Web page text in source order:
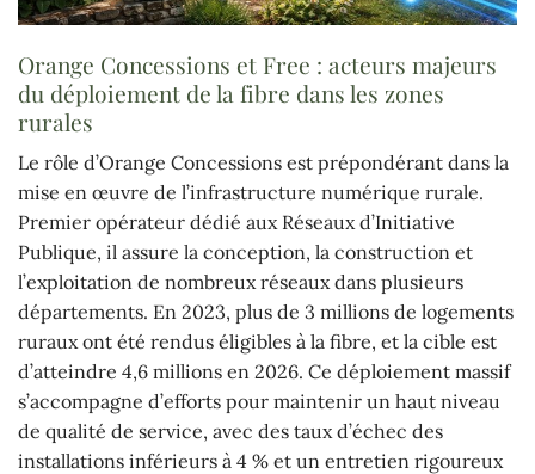
Orange Concessions et Free : acteurs majeurs
du déploiement de la fibre dans les zones
rurales
Le rôle d’Orange Concessions est prépondérant dans la
mise en œuvre de l’infrastructure numérique rurale.
Premier opérateur dédié aux Réseaux d’Initiative
Publique, il assure la conception, la construction et
l’exploitation de nombreux réseaux dans plusieurs
départements. En 2023, plus de 3 millions de logements
ruraux ont été rendus éligibles à la fibre, et la cible est
d’atteindre 4,6 millions en 2026. Ce déploiement massif
s’accompagne d’efforts pour maintenir un haut niveau
de qualité de service, avec des taux d’échec des
installations inférieurs à 4 % et un entretien rigoureux